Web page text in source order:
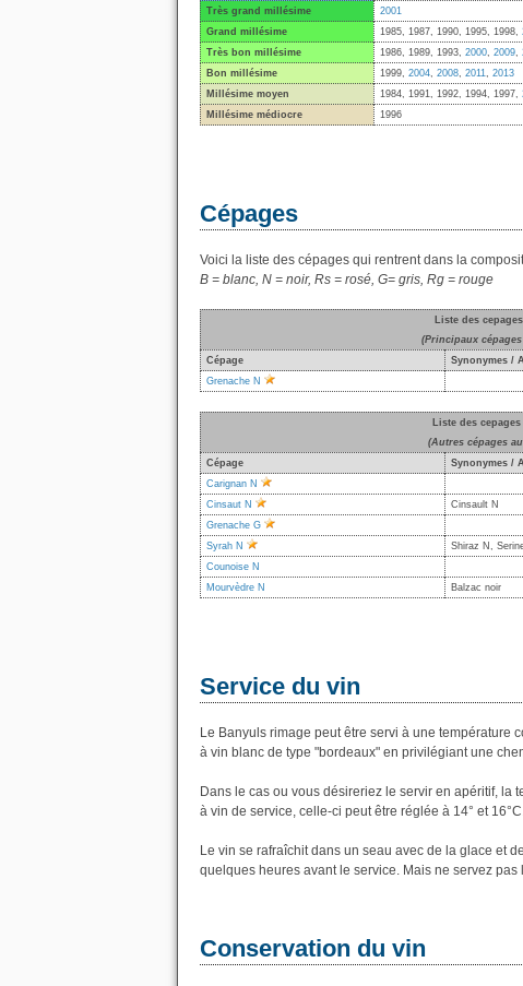
Très grand millésime
2001
Grand millésime
1985, 1987, 1990, 1995, 1998,
Très bon millésime
1986, 1989, 1993, 2000, 2009,
Bon millésime
1999, 2004, 2008, 2011, 2013
Millésime moyen
1984, 1991, 1992, 1994, 1997,
Millésime médiocre
1996
Cépages
Voici la liste des cépages qui rentrent dans la
B = blanc, N = noir, Rs = rosé, G= gris, Rg = rouge
Liste des
(Principaux
Cépage
Synonymes /
Grenache N
Liste des
(Autres cépages
Cépage
Synonymes /
Carignan N
Cinsaut N
Cinsault N
Grenache G
Syrah N
Shiraz N,
Counoise N
Mourvèdre N
Balzac noir
Service du vin
Le Banyuls rimage peut être servi à une température
à vin blanc de type "bordeaux" en privilégiant une
Dans le cas ou vous désireriez le servir en apéritif, la
à vin de service, celle-ci peut être réglée à 14° et
Le vin se rafraîchit dans un seau avec de la glace et
quelques heures avant le service. Mais ne servez
Conservation du vin